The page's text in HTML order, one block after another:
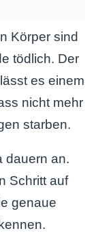
Körper sind
tödlich. Der
es einem
nicht mehr
starben.
dauern an.
Schritt auf
genaue